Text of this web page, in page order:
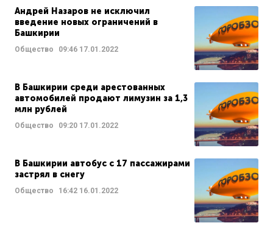
Андрей Назаров не исключил
введение новых ограничений в
Башкирии
Общество 09:46 17.01.2022
В Башкирии среди арестованных
автомобилей продают лимузин за 1,3
млн рублей
Общество 09:20 17.01.2022
В Башкирии автобус с 17 пассажирами
застрял в снегу
Общество 16:42 16.01.2022